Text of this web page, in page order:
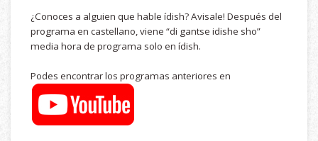
¿Conoces a alguien que hable ídish? Avisale! Después del
programa en castellano, viene “di gantse idishe sho”
media hora de programa solo en ídish.
Podes encontrar los programas anteriores en